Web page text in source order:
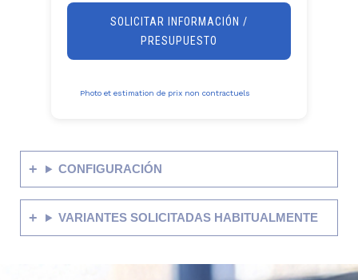
SOLICITAR INFORMACIÓN /
PRESUPUESTO
Photo et estimation de prix non contractuels
CONFIGURACIÓN
VARIANTES SOLICITADAS HABITUALMENTE